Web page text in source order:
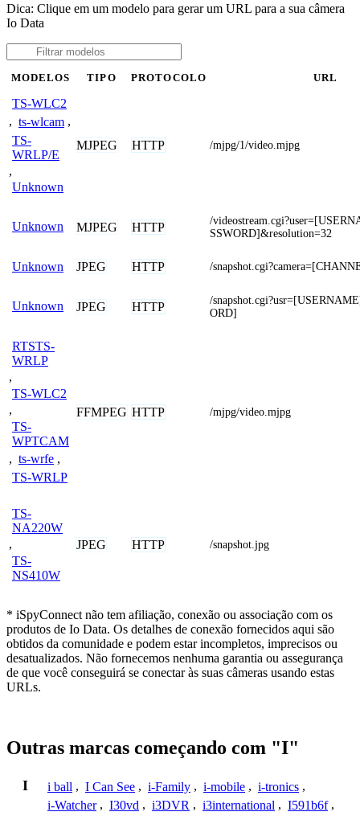
Dica: Clique em um modelo para gerar um URL para a sua câmera
Io Data
MODELOS TIPO PROTOCOLO URL
TS-WLC2
, ts-wlcam ,
TS-
WRLP/E
,
Unknown
MJPEG HTTP /mjpg/1/video.mjpg
Unknown MJPEG HTTP
/
SSWORD]&resolution=32
Unknown JPEG HTTP /
Unknown JPEG HTTP
/
ORD]
RTSTS-
WRLP
,
TS-WLC2
,
TS-
WPTCAM
, ts-wrfe ,
TS-WRLP
FFMPEG HTTP /mjpg/video.mjpg
TS-
NA220W
,
TS-
NS410W
JPEG HTTP /snapshot.jpg
* iSpyConnect não tem afiliação, conexão ou associação com os
produtos de Io Data. Os detalhes de conexão fornecidos aqui são
obtidos da comunidade e podem estar incompletos, imprecisos ou
desatualizados. Não fornecemos nenhuma garantia ou assegurança
de que você conseguirá se conectar às suas câmeras usando estas
URLs.
Outras marcas começando com "I"
I i ball , I Can See , i-Family , i-mobile , i-tronics ,
i-Watcher , I30vd , i3DVR , i3international , I591b6f ,